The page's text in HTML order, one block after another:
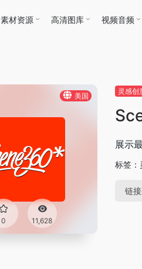
素材资源 高清图库 视频音频
美国
0 11,628
灵感创
展示
标签：
链